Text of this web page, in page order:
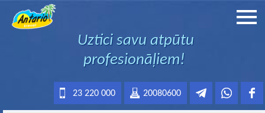
Uztici savu atpūtu
profesionāļiem!
20080600
23 220 000